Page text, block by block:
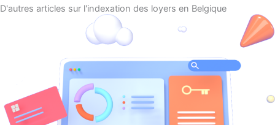
D'autres articles sur l'indexation des loyers en Belgique